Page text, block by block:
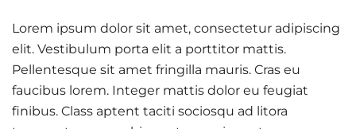
Lorem ipsum dolor sit amet, consectetur adipiscing
elit. Vestibulum porta elit a porttitor mattis.
Pellentesque sit amet fringilla mauris. Cras eu
faucibus lorem. Integer mattis dolor eu feugiat
finibus. Class aptent taciti sociosqu ad litora